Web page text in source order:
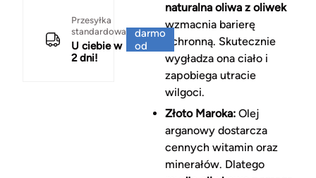
Przesyłka
standardowa
U ciebie w
2 dni!
darmo
od
naturalna oliwa z oliwek
wzmacnia barierę
ochronną. Skutecznie
wygładza ona ciało i
zapobiega utracie
wilgoci.
Złoto Maroka:Olej
arganowy dostarcza
cennych witamin oraz
minerałów. Dlatego